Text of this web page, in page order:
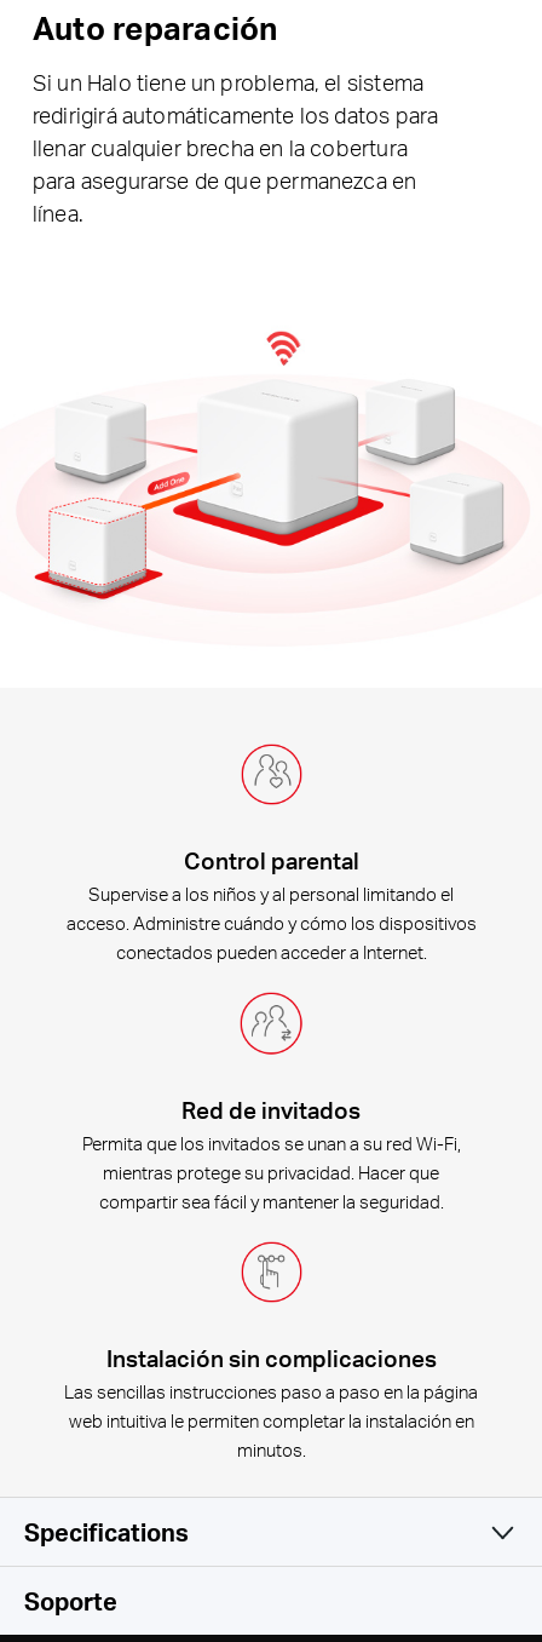
Auto reparación
Si un Halo tiene un problema, el sistema
redirigirá automáticamente los datos para
llenar cualquier brecha en la cobertura
para asegurarse de que permanezca en
línea.
Control parental
Supervise a los niños y al personal limitando el
acceso. Administre cuándo y cómo los dispositivos
conectados pueden acceder a Internet.
Red de invitados
Permita que los invitados se unan a su red Wi-Fi,
mientras protege su privacidad. Hacer que
compartir sea fácil y mantener la seguridad.
Instalación sin complicaciones
Las sencillas instrucciones paso a paso en la página
web intuitiva le permiten completar la instalación en
minutos.
Specifications
Wireless
Soporte